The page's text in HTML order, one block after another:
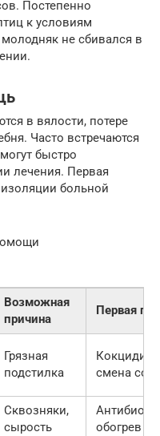
Постепенно
к условиям
не сбивался в
в вялости, потере
Часто встречаются
быстро
лечения. Первая
больной
Возможная
причина
Первая
Грязная
подстилка
смена
Сквозняки,
сырость
обогрев